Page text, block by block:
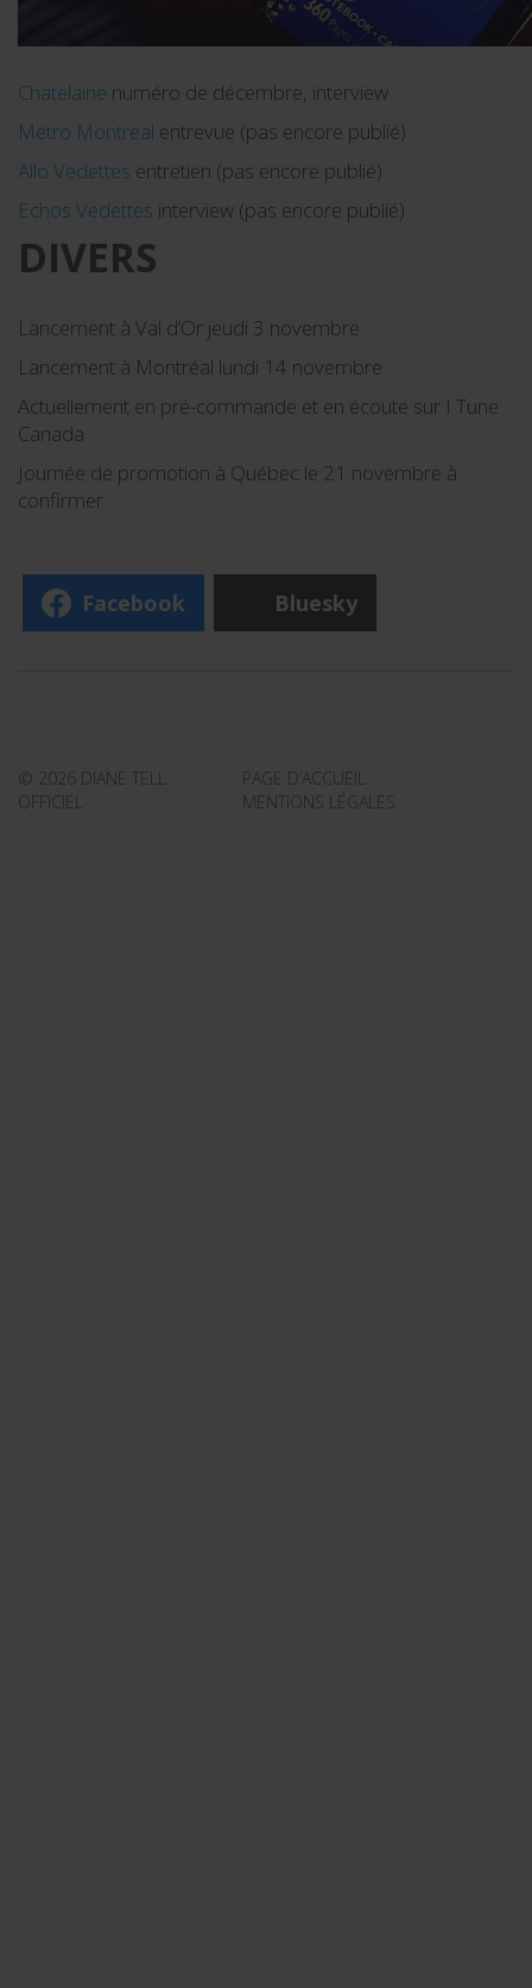
Chatelaine numéro de décembre, interview
Métro Montréal entrevue (pas encore publié)
Allo Vedettes entretien (pas encore publié)
Echos Vedettes interview (pas encore publié)
DIVERS
Lancement à Val d’Or jeudi 3 novembre
Lancement à Montréal lundi 14 novembre
Actuellement en pré-commande et en écoute sur I Tune
Canada
Journée de promotion à Québec le 21 novembre à
confirmer
Facebook Bluesky
© 2026 DIANE TELL
OFFICIEL
PAGE D’ACCUEIL
MENTIONS LÉGALES